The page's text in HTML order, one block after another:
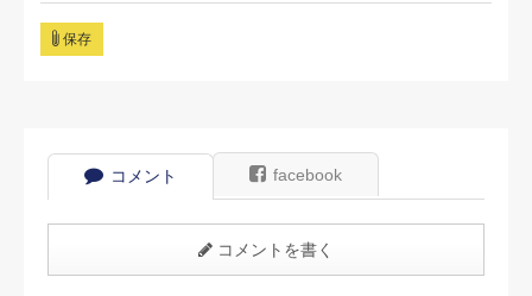
保存
コメント facebook
コメントを書く